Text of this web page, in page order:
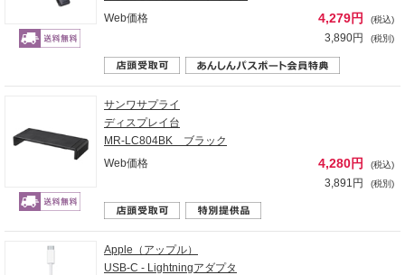
Web価格
4,279円 (税込)
3,890円 (税別)
サンワサプライ
ディスプレイ台
MR-LC804BK ブラック
Web価格
4,280円 (税込)
3,891円 (税別)
Apple（アップル）
USB-C - Lightningアダプタ